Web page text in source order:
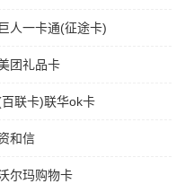
人一卡通(征途卡)
团礼品卡
联卡)联华ok卡
和信
尔玛购物卡